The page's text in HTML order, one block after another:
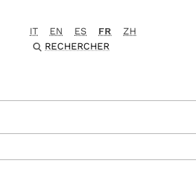
IT EN ES FR
ZH
RECHERCHER